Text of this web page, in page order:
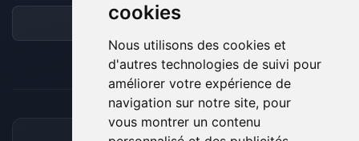
cookies
Nous utilisons des cookies et
d'autres technologies de suivi pour
améliorer votre expérience de
navigation sur notre site, pour
vous montrer un contenu
Forum